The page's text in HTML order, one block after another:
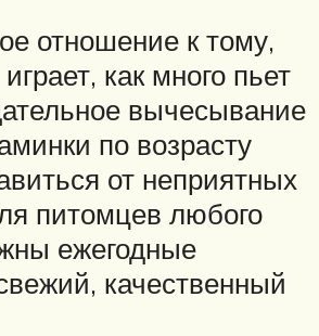
отношение к тому,
как много пьет
вычесывание
по возрасту
от неприятных
питомцев любого
ежегодные
качественный